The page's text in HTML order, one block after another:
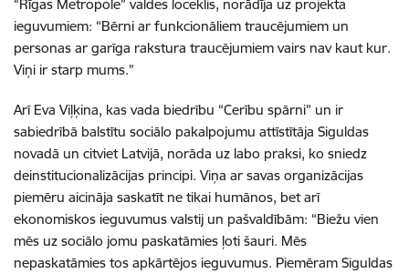
“Rīgas Metropole” valdes loceklis, norādīja uz projekta
ieguvumiem: “Bērni ar funkcionāliem traucējumiem un
personas ar garīga rakstura traucējumiem vairs nav kaut kur.
Viņi ir starp mums.”
Arī Eva Viļķina, kas vada biedrību “Cerību spārni” un ir
sabiedrībā balstītu sociālo pakalpojumu attīstītāja Siguldas
novadā un citviet Latvijā, norāda uz labo praksi, ko sniedz
deinstitucionalizācijas principi. Viņa ar savas organizācijas
piemēru aicināja saskatīt ne tikai humānos, bet arī
ekonomiskos ieguvumus valstij un pašvaldībām: “Biežu vien
mēs uz sociālo jomu paskatāmies ļoti šauri. Mēs
nepaskatāmies tos apkārtējos ieguvumus. Piemēram Siguldas